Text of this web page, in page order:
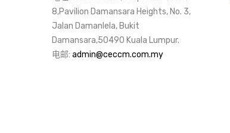
8,Pavilion Damansara Heights, No. 3,
Jalan Damanlela, Bukit
Damansara,50490 Kuala Lumpur.
电邮: admin@ceccm.com.my